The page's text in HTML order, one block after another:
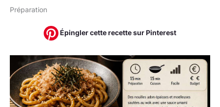
Préparation
Épingler cette recette sur Pinterest